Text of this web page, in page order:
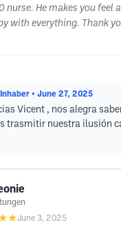
nurse. He makes you feel
with everything. Thank
• June 27, 2025
Vicent , nos alegra
trasmitir nuestra ilusión
June 3, 2025